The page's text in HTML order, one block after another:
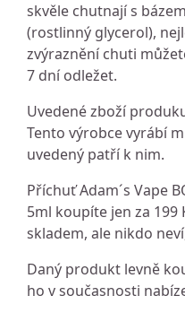
skvěle chutnají s
(rostlinný glycerol),
zvýraznění chuti
7 dní odležet.
Uvedené zboží
Tento výrobce vyrábí
uvedený patří k nim.
Příchuť Adam´s Vape
5ml koupíte jen za 199
skladem, ale nikdo
Daný produkt levně
ho v současnosti